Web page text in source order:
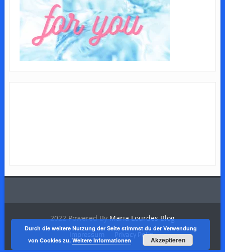
2022 Powered ByMaria Lourdes Blog
Impressum Privacy Policy
Durch die weitere Nutzung der Seite stimmst du der Verwendung
von Cookies zu.Weitere Informationen Akzeptieren